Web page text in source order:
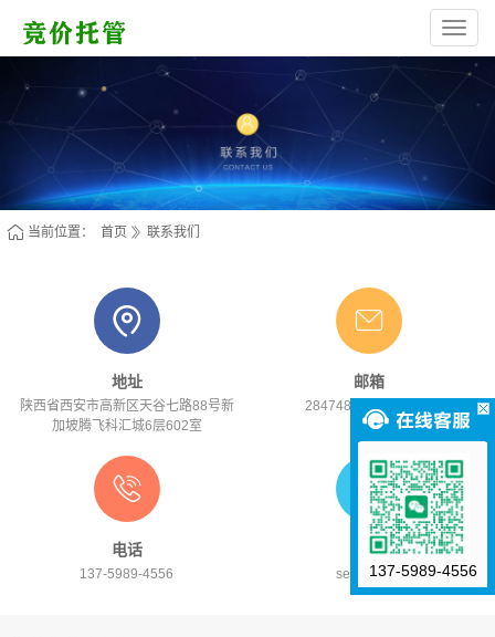
西
安
高
新
部
（个
当前位置： 首页 联系我们
地址
陕西省西安市高新区天谷七路88号新
加坡腾飞科汇城6层602室
邮箱
284748530@qq.com
电话
137-5989-4556
微信
senlinSEM137-5989-4556